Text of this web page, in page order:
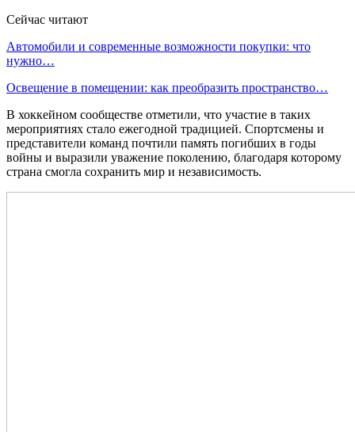
Сейчас читают
Автомобили и современные возможности покупки: что
нужно…
Освещение в помещении: как преобразить пространство…
В хоккейном сообществе отметили, что участие в таких
мероприятиях стало ежегодной традицией. Спортсмены и
представители команд почтили память погибших в годы
войны и выразили уважение поколению, благодаря которому
страна смогла сохранить мир и независимость.